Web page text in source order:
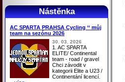
Nástěnka
AC SPARTA PRAHSA Cycling ‘‘ můj
team na sezónu 2026
30. 03. 2026
1. AC SPARTA
ELITE/ Continental
team - road / gravel
Chci závodit v
kategorii Elite a U23 /
Continentání licencí.